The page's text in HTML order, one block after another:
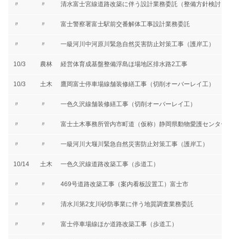
〃 〃 清水富士宮線道路改築に伴う設計業務委託（整備方針検討）
〃 〃 富士警察署富士駅前交番解体工事設計業務委託
〃 〃 一級河川中河原川緊急自然災害防止対策工事（護岸工）
10/3 農林 経営体育成基盤整備浮島ほ場地区排水路2工事
10/3 土木 鷹岡富士停車場線舗装修繕工事（切削オーバーレイ工）
〃 〃 一色久沢線舗装修繕工事（切削オーバーレイ工）
〃 〃 富士土木事務所管内市町道（仮称）静岡県動物愛護センター
〃 〃 一級河川大堰川緊急自然災害防止対策工事（護岸工）
10/14 土木 一色久沢線道路改築工事（歩道工）
〃 〃 469号道路改築工事（案内看板設置工）富士市
〃 〃 清水川第2支川砂防事業に伴う地質調査業務委託
〃 〃 富士停車場線ほか道路改築工事（歩道工）